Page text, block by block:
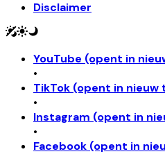
Disclaimer
YouTube (opent in
•
TikTok (opent in nieuw
•
Instagram (opent in
•
Facebook (opent in